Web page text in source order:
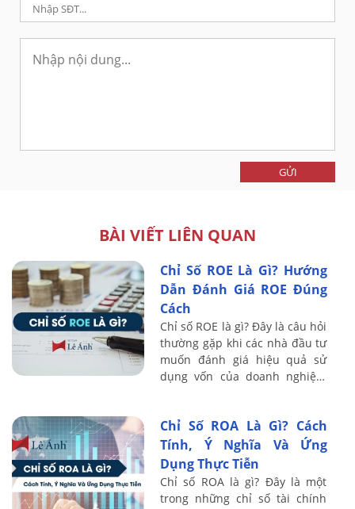
GỬI
BÀI VIẾT LIÊN QUAN
Chỉ Số ROE Là Gì? Hướng
Dẫn Đánh Giá ROE Đúng
Cách
Chỉ số ROE là gì? Đây là câu hỏi
thường gặp khi các nhà đầu tư
muốn đánh giá hiệu quả sử
dụng vốn của doanh nghiệp.
doanh ...
Chỉ Số ROA Là Gì? Cách
Tính, Ý Nghĩa Và Ứng
Dụng Thực Tiễn
Chỉ số ROA là gì? Đây là một
trong những chỉ số tài chính